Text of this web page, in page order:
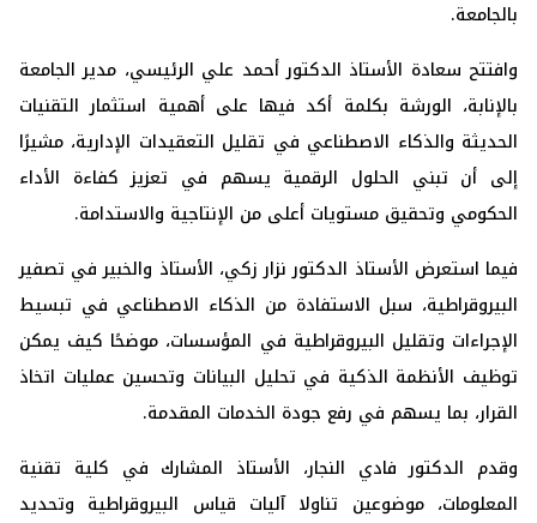
بالجامعة.
وافتتح سعادة الأستاذ الدكتور أحمد علي الرئيسي، مدير الجامعة
بالإنابة، الورشة بكلمة أكد فيها على أهمية استثمار التقنيات
الحديثة والذكاء الاصطناعي في تقليل التعقيدات الإدارية، مشيرًا
إلى أن تبني الحلول الرقمية يسهم في تعزيز كفاءة الأداء
الحكومي وتحقيق مستويات أعلى من الإنتاجية والاستدامة.
فيما استعرض الأستاذ الدكتور نزار زكي، الأستاذ والخبير في تصفير
البيروقراطية، سبل الاستفادة من الذكاء الاصطناعي في تبسيط
الإجراءات وتقليل البيروقراطية في المؤسسات، موضحًا كيف يمكن
توظيف الأنظمة الذكية في تحليل البيانات وتحسين عمليات اتخاذ
القرار، بما يسهم في رفع جودة الخدمات المقدمة.
وقدم الدكتور فادي النجار، الأستاذ المشارك في كلية تقنية
المعلومات، موضوعين تناولا آليات قياس البيروقراطية وتحديد